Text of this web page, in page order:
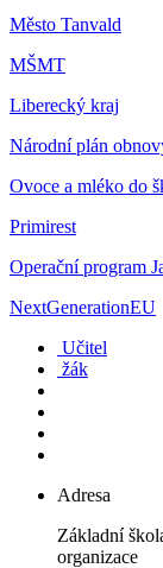
Město Tanvald
MŠMT
Liberecký kraj
Národní plán
Ovoce a mléko do
Primirest
Operační program
NextGenerationEU
Učitel
žák
Adresa
Základní
organizace